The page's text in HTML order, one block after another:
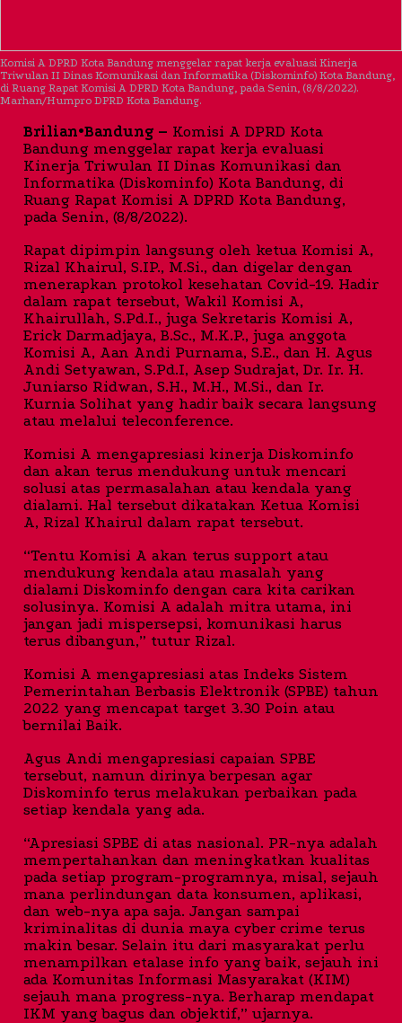
Komisi A DPRD Kota Bandung menggelar rapat kerja evaluasi Kinerja
Triwulan II Dinas Komunikasi dan Informatika (Diskominfo) Kota Bandung,
di Ruang Rapat Komisi A DPRD Kota Bandung, pada Senin, (8/8/2022).
Marhan/Humpro DPRD Kota Bandung.
Brilian•Bandung – Komisi A DPRD Kota
Bandung menggelar rapat kerja evaluasi
Kinerja Triwulan II Dinas Komunikasi dan
Informatika (Diskominfo) Kota Bandung, di
Ruang Rapat Komisi A DPRD Kota Bandung,
pada Senin, (8/8/2022).
Rapat dipimpin langsung oleh ketua Komisi A,
Rizal Khairul, S.IP., M.Si., dan digelar dengan
menerapkan protokol kesehatan Covid-19. Hadir
dalam rapat tersebut, Wakil Komisi A,
Khairullah, S.Pd.I., juga Sekretaris Komisi A,
Erick Darmadjaya, B.Sc., M.K.P., juga anggota
Komisi A, Aan Andi Purnama, S.E., dan H. Agus
Andi Setyawan, S.Pd.I, Asep Sudrajat, Dr. Ir. H.
Juniarso Ridwan, S.H., M.H., M.Si., dan Ir.
Kurnia Solihat yang hadir baik secara langsung
atau melalui teleconference.
Komisi A mengapresiasi kinerja Diskominfo
dan akan terus mendukung untuk mencari
solusi atas permasalahan atau kendala yang
dialami. Hal tersebut dikatakan Ketua Komisi
A, Rizal Khairul dalam rapat tersebut.
“Tentu Komisi A akan terus support atau
mendukung kendala atau masalah yang
dialami Diskominfo dengan cara kita carikan
solusinya. Komisi A adalah mitra utama, ini
jangan jadi mispersepsi, komunikasi harus
terus dibangun,” tutur Rizal.
Komisi A mengapresiasi atas Indeks Sistem
Pemerintahan Berbasis Elektronik (SPBE) tahun
2022 yang mencapat target 3.30 Poin atau
bernilai Baik.
Agus Andi mengapresiasi capaian SPBE
tersebut, namun dirinya berpesan agar
Diskominfo terus melakukan perbaikan pada
setiap kendala yang ada.
“Apresiasi SPBE di atas nasional. PR-nya adalah
mempertahankan dan meningkatkan kualitas
pada setiap program-programnya, misal, sejauh
mana perlindungan data konsumen, aplikasi,
dan web-nya apa saja. Jangan sampai
kriminalitas di dunia maya cyber crime terus
makin besar. Selain itu dari masyarakat perlu
menampilkan etalase info yang baik, sejauh ini
ada Komunitas Informasi Masyarakat (KIM)
sejauh mana progress-nya. Berharap mendapat
IKM yang bagus dan objektif,” ujarnya.